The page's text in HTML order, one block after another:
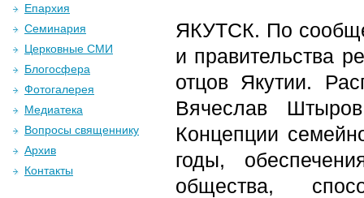
ЯКУТСК. По
и правительства
отцов Якутии.
Вячеслав
Концепции
годы,
общества,
Епархия
Семинария
Церковные СМИ
Блогосфера
Фотогалерея
Медиатека
Вопросы священнику
Архив
Контакты